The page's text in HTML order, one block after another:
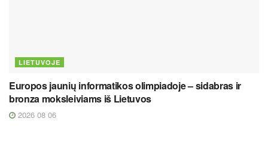
LIETUVOJE
Europos jaunių informatikos olimpiadoje – sidabras ir
bronza moksleiviams iš Lietuvos
2026 08 06